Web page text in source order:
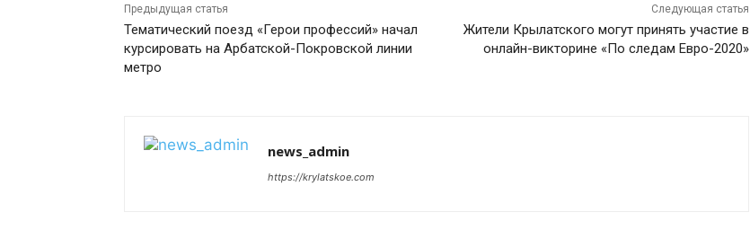
Предыдущая статья
Тематический поезд «Герои профессий» начал
курсировать на Арбатской-Покровской линии
метро
Следующая статья
Жители Крылатского могут принять участие в
онлайн-викторине «По следам Евро-2020»
news_admin
https://krylatskoe.com